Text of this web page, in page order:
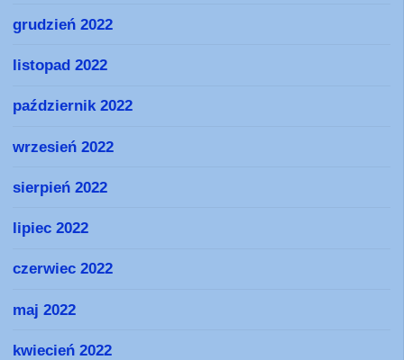
grudzień 2022
listopad 2022
październik 2022
wrzesień 2022
sierpień 2022
lipiec 2022
czerwiec 2022
maj 2022
kwiecień 2022